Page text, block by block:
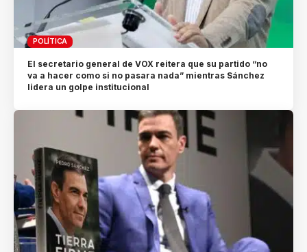
POLÍTICA
El secretario general de VOX reitera que su partido “no
va a hacer como si no pasara nada” mientras Sánchez
lidera un golpe institucional